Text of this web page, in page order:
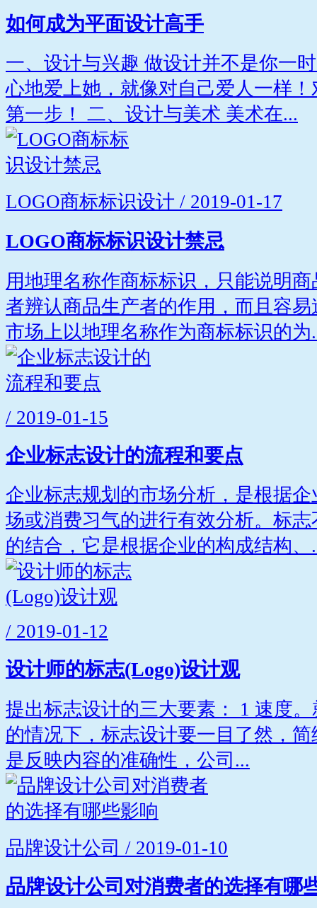
如何成为平面设计高手
一、设计与兴趣 做设计并不是你一
心地爱上她，就像对自己爱人一样
第一步！ 二、设计与美术 美术在...
LOGO商标标识设计 / 2019-01-17
LOGO商标标识设计禁忌
用地理名称作商标标识，只能说明
者辨认商品生产者的作用，而且容
市场上以地理名称作为商标标识的为
/ 2019-01-15
企业标志设计的流程和要点
企业标志规划的市场分析，是根据
场或消费习气的进行有效分析。标
的结合，它是根据企业的构成结构、
/ 2019-01-12
设计师的标志(Logo)设计观
提出标志设计的三大要素： 1 速度
的情况下，标志设计要一目了然，
是反映内容的准确性，公司...
品牌设计公司 / 2019-01-10
品牌设计公司对消费者的选择有哪